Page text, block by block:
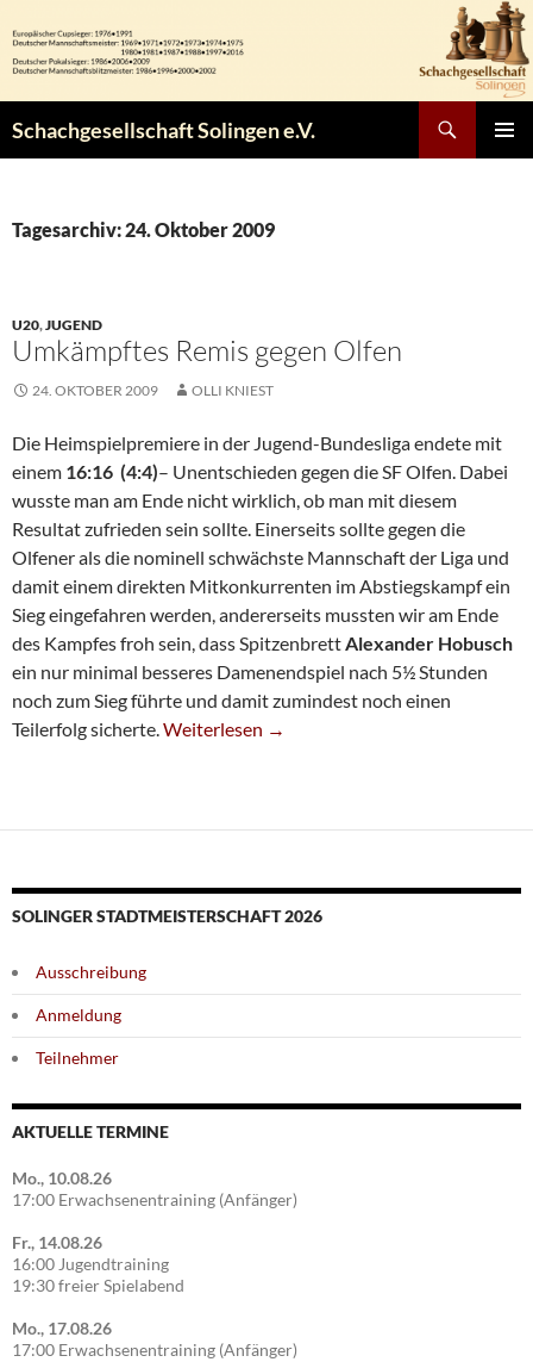
Inhalt
springen
Schachgesellschaft Solingen e.V.
Tagesarchiv: 24. Oktober 2009
U20,JUGEND
Umkämpftes Remis gegen Olfen
24. OKTOBER 2009 OLLI KNIEST
Die Heimspielpremiere in der Jugend-Bundesliga endete mit
einem 16:16 (4:4)– Unentschieden gegen die SF Olfen. Dabei
wusste man am Ende nicht wirklich, ob man mit diesem
Resultat zufrieden sein sollte. Einerseits sollte gegen die
Olfener als die nominell schwächste Mannschaft der Liga und
damit einem direkten Mitkonkurrenten im Abstiegskampf ein
Sieg eingefahren werden, andererseits mussten wir am Ende
des Kampfes froh sein, dass SpitzenbrettAlexander Hobusch
ein nur minimal besseres Damenendspiel nach 5½ Stunden
noch zum Sieg führte und damit zumindest noch einen
Teilerfolg sicherte.Umkämpftes Remis Gegen Olfen
Weiterlesen →
SOLINGER STADTMEISTERSCHAFT 2026
Ausschreibung
Anmeldung
Teilnehmer
AKTUELLE TERMINE
Mo., 10.08.26
17:00 Erwachsenentraining (Anfänger)
Fr., 14.08.26
16:00 Jugendtraining
19:30 freier Spielabend
Mo., 17.08.26
17:00 Erwachsenentraining (Anfänger)